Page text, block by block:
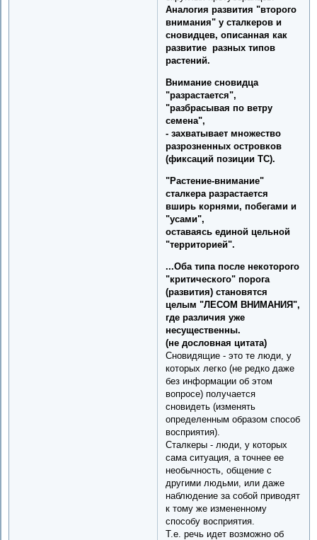
Аналогия развития "второго
внимания" у сталкеров и
сновидцев, описанная как
развитие разных типов
растений.
Внимание сновидца
"разрастается",
"разбрасывая по ветру
семена",
- захватывает множество
разрозненных островков
(фиксаций позиции ТС).
"Растение-внимание"
сталкера разрастается
вширь корнями, побегами и
"усами",
оставаясь единой цельной
"территорией".
...Оба типа после некоторого
"критического" порога
(развития) становятся
целым "ЛЕСОМ ВНИМАНИЯ",
где различия уже
несущественны.
(не дословная цитата)
Сновидящие - это те люди, у
которых легко (не редко даже
без информации об этом
вопросе) получается
сновидеть (изменять
определенным образом способ
восприятия).
Сталкеры - люди, у которых
сама ситуация, а точнее ее
необычность, общение с
другими людьми, или даже
наблюдение за собой приводят
к тому же измененному
способу восприятия.
Т.е. речь идет возможно об